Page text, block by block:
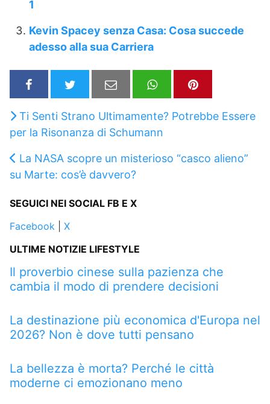
1
Kevin Spacey senza Casa: Cosa succede
adesso alla sua Carriera
Ti Senti Strano Ultimamente? Potrebbe Essere
per la Risonanza di Schumann
La NASA scopre un misterioso “casco alieno”
su Marte: cos’è davvero?
SEGUICI NEI SOCIAL FB E X
Facebook
X
ULTIME NOTIZIE LIFESTYLE
Il proverbio cinese sulla pazienza che
cambia il modo di prendere decisioni
La destinazione più economica d'Europa nel
2026? Non è dove tutti pensano
La bellezza è morta? Perché le città
moderne ci emozionano meno